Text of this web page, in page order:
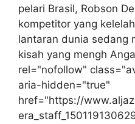
pelari Brasil, Robson
kompetitor yang
lantaran dunia sedang
kisah yang mengh
rel="nofollow"
aria-hidden="true"
href="https://